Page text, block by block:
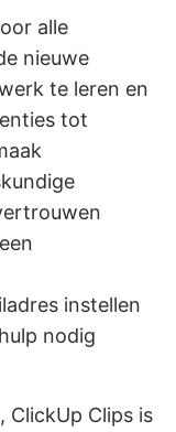
alle
nieuwe
te leren en
tot
instellen
nodig
ClickUp Clips is